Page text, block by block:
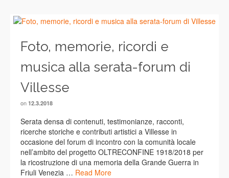
Foto, memorie, ricordi e
musica alla serata-forum di
Villesse
on 12.3.2018
Serata densa di contenuti, testimonianze, racconti,
ricerche storiche e contributi artistici a Villesse in
occasione del forum di incontro con la comunità locale
nell’ambito del progetto OLTRECONFINE 1918/2018 per
la ricostruzione di una memoria della Grande Guerra in
Friuli Venezia … Read More